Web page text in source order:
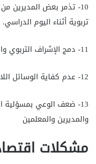
10- تذمر بعض المديرين
تربوية أثناء اليوم الدراسي.
11- دمج الإشراف التربوي والإداري.
12- عدم كفاية الوسائل اللازمة لرصد نشاطات الزيارات الصفية.
13- ضعف الوعي بمسؤلية
والمديرين والمعلمين
مشكلات